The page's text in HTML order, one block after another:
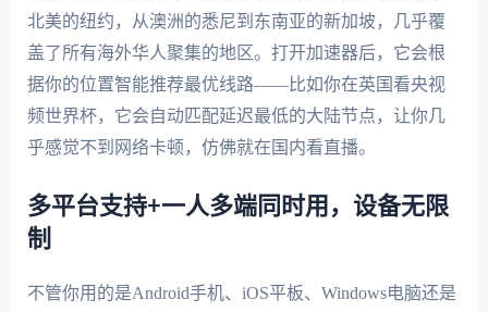
北美的纽约，从澳洲的悉尼到东南亚的新加坡，几乎覆
盖了所有海外华人聚集的地区。打开加速器后，它会根
据你的位置智能推荐最优线路——比如你在英国看央视
频世界杯，它会自动匹配延迟最低的大陆节点，让你几
乎感觉不到网络卡顿，仿佛就在国内看直播。
多平台支持+一人多端同时用，设备无限
制
不管你用的是Android手机、iOS平板、Windows电脑还是